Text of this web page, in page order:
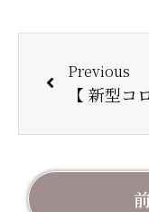
Previous